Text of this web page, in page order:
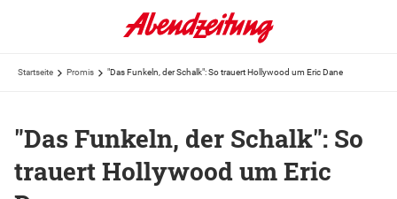
Startseite Promis "Das Funkeln, der Schalk": So trauert Hollywood um Eric Dane
"Das Funkeln, der Schalk": So
trauert Hollywood um Eric